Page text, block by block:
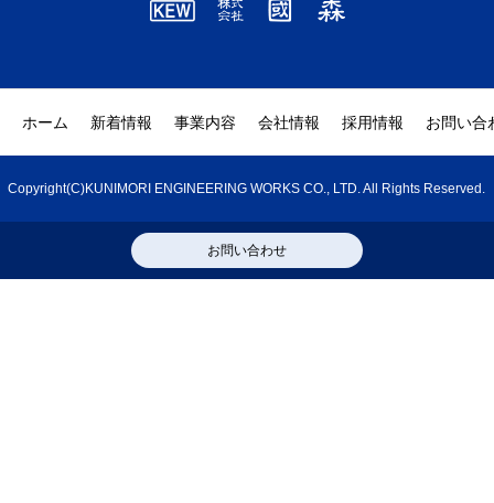
ホーム 新着情報 事業内容 会社情報 採用情報 お問い合
Copyright(C)KUNIMORI ENGINEERING WORKS CO., LTD. All Rights Reserved.
お問い合わせ